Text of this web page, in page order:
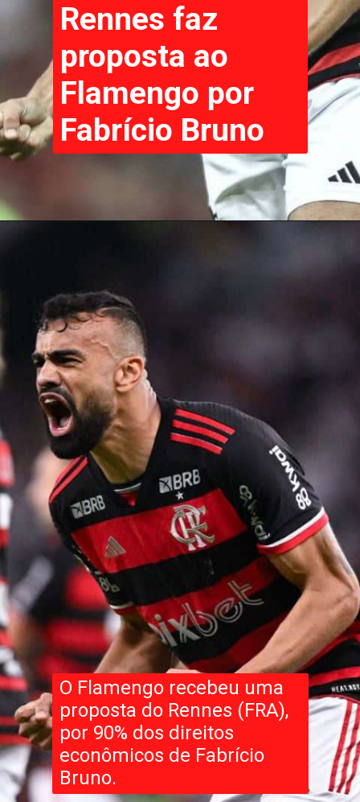
Rennes faz
proposta ao
Flamengo por
Fabrício Bruno
O Flamengo recebeu uma
proposta do Rennes (FRA),
por 90% dos direitos
econômicos de Fabrício
Bruno.